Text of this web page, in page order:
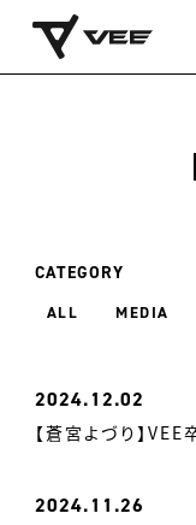
CATEGORY
ALL MEDIA
2024 12.02
【蒼宮よづり】
2024 11.26